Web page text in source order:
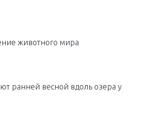
животного мира
ранней весной вдоль озера у